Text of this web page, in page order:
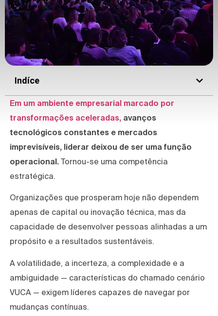
Indíce
Em um ambiente empresarial marcado por
transformações aceleradas, avanços
tecnológicos constantes e mercados
imprevisíveis, liderar deixou de ser uma função
operacional. Tornou-se uma competência
estratégica.
Organizações que prosperam hoje não dependem
apenas de capital ou inovação técnica, mas da
capacidade de desenvolver pessoas alinhadas a um
propósito e a resultados sustentáveis.
A volatilidade, a incerteza, a complexidade e a
ambiguidade — características do chamado cenário
VUCA — exigem líderes capazes de navegar por
mudanças contínuas.